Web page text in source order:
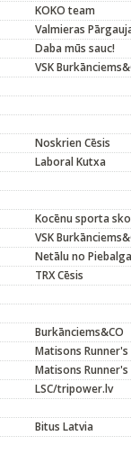
KOKO team
Valmieras
Daba mūs sauc!
VSK
Noskrien Cēsis
Laboral Kutxa
Kocēnu sporta
VSK
Netālu no
TRX Cēsis
Burkānciems&CO
Matisons Runner's
Matisons Runner's
LSC/tripower.lv
Bitus Latvia